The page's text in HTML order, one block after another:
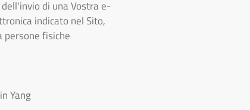
di una Vostra e-
indicato nel Sito,
fisiche
Yang